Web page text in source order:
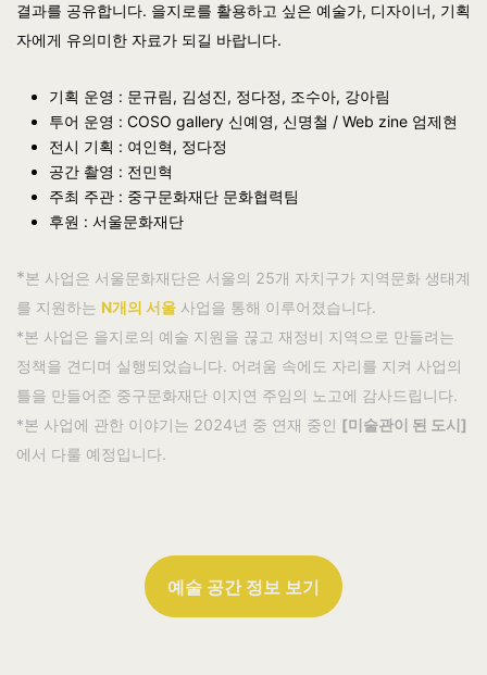
결과를 공유합니다. 을지로를 활용하고 싶은 예술가, 디자이너, 기획
자에게 유의미한 자료가 되길 바랍니다.
기획 운영 : 문규림, 김성진, 정다정, 조수아, 강아림
투어 운영 : COSO gallery 신예영, 신명철 / Web zine 엄제현
전시 기획 : 여인혁, 정다정
공간 촬영 : 전민혁
주최 주관 : 중구문화재단 문화협력팀
후원 : 서울문화재단
*본 사업은 서울문화재단은 서울의 25개 자치구가 지역문화 생태계
를 지원하는 N개의 서울 사업을 통해 이루어졌습니다.
*본 사업은 을지로의 예술 지원을 끊고 재정비 지역으로 만들려는
정책을 견디며 실행되었습니다. 어려움 속에도 자리를 지켜 사업의
틀을 만들어준 중구문화재단 이지연 주임의 노고에 감사드립니다.
*본 사업에 관한 이야기는 2024년 중 연재 중인 [미술관이 된 도시]
에서 다룰 예정입니다.
예술 공간 정보 보기